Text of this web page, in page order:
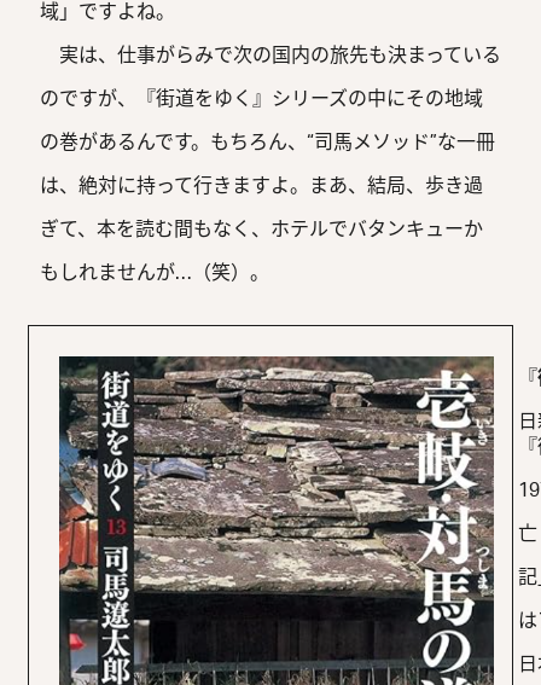
域」ですよね。
実は、仕事がらみで次の国内の旅先も決まっている
のですが、『街道をゆく』シリーズの中にその地域
の巻があるんです。もちろん、“司馬メソッド”な一冊
は、絶対に持って行きますよ。まあ、結局、歩き過
ぎて、本を読む間もなく、ホテルでバタンキューか
もしれませんが…（笑）。
『
亡
記